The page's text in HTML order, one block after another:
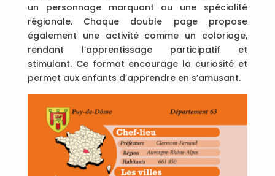
un personnage marquant ou une spécialité
régionale. Chaque double page propose
également une activité comme un coloriage,
rendant l’apprentissage participatif et
stimulant. Ce format encourage la curiosité et
permet aux enfants d’apprendre en s’amusant.